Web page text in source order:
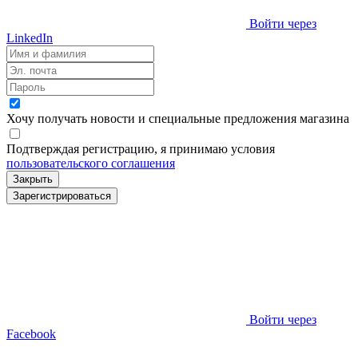
Войти через
LinkedIn
Хочу получать новости и специальные предложения магазина
Подтверждая регистрацию, я принимаю условия
пользовательского соглашения
Закрыть
Зарегистрироваться
Войти через
Facebook